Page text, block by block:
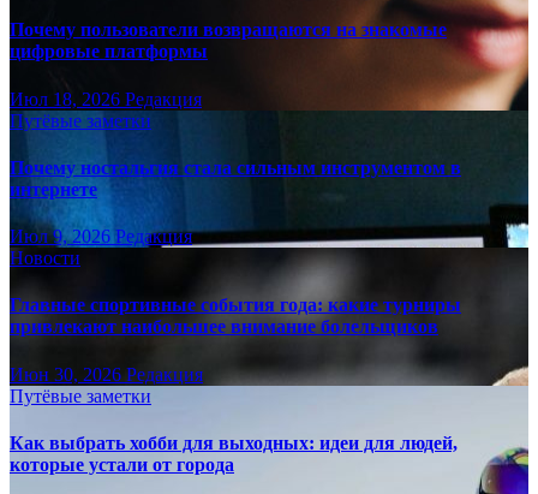
Почему пользователи возвращаются на знакомые
цифровые платформы
Июл 18, 2026 Редакция
Путёвые заметки
Почему ностальгия стала сильным инструментом в
интернете
Июл 9, 2026 Редакция
Новости
Главные спортивные события года: какие турниры
привлекают наибольшее внимание болельщиков
Июн 30, 2026 Редакция
Путёвые заметки
Как выбрать хобби для выходных: идеи для людей,
которые устали от города